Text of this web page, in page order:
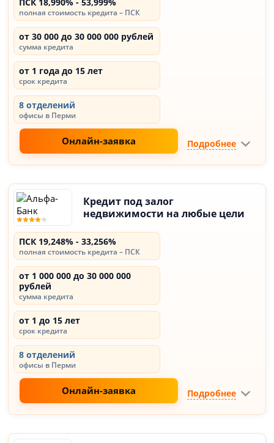
полная стоимость кредита – ПСК
от 30 000 до 30 000 000 рублей
сумма кредита
от 1 года до 15 лет
срок кредита
8 отделений
офисы в Перми
Онлайн-заявка Подробнее
Кредит под залог
недвижимости на любые цели
ПСК 19,248% - 33,256%
полная стоимость кредита – ПСК
от 1 000 000 до 30 000 000
рублей
сумма кредита
от 1 до 15 лет
срок кредита
8 отделений
офисы в Перми
Онлайн-заявка Подробнее